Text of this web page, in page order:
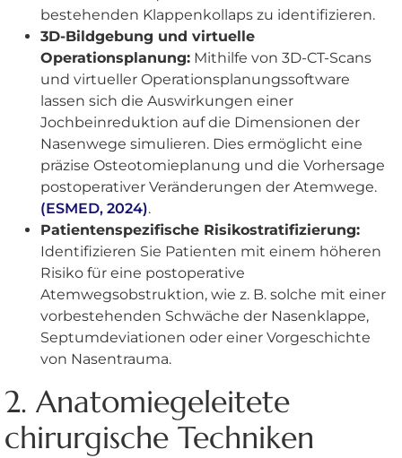
bestehenden Klappenkollaps zu identifizieren.
3D-Bildgebung und virtuelle
Operationsplanung: Mithilfe von 3D-CT-Scans
und virtueller Operationsplanungssoftware
lassen sich die Auswirkungen einer
Jochbeinreduktion auf die Dimensionen der
Nasenwege simulieren. Dies ermöglicht eine
präzise Osteotomieplanung und die Vorhersage
postoperativer Veränderungen der Atemwege.
(ESMED, 2024).
Patientenspezifische Risikostratifizierung:
Identifizieren Sie Patienten mit einem höheren
Risiko für eine postoperative
Atemwegsobstruktion, wie z. B. solche mit einer
vorbestehenden Schwäche der Nasenklappe,
Septumdeviationen oder einer Vorgeschichte
von Nasentrauma.
2. Anatomiegeleitete
chirurgische Techniken